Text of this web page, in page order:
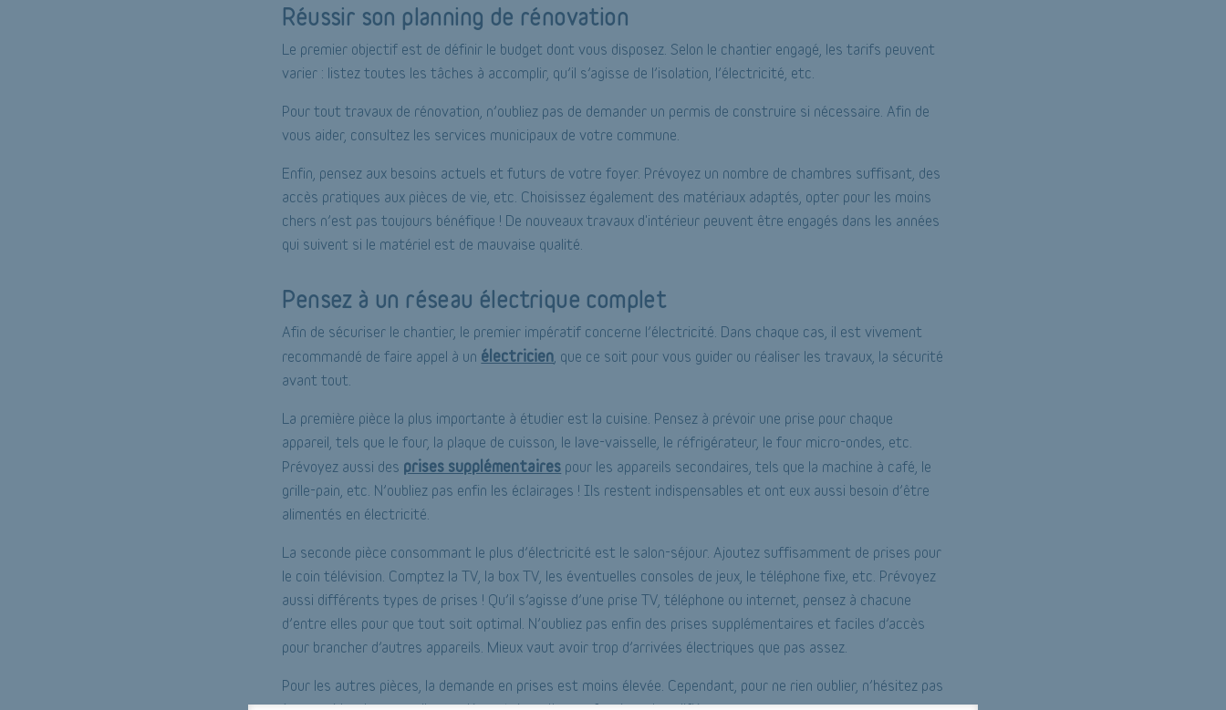
Réussir son planning de rénovation
Le premier objectif est de définir le budget dont vous disposez. Selon le chantier engagé, les tarifs peuvent
varier : listez toutes les tâches à accomplir, qu’il s’agisse de l’isolation, l’électricité, etc.
Pour tout travaux de rénovation, n’oubliez pas de demander un permis de construire si nécessaire. Afin de
vous aider, consultez les services municipaux de votre commune.
Enfin, pensez aux besoins actuels et futurs de votre foyer. Prévoyez un nombre de chambres suffisant, des
accès pratiques aux pièces de vie, etc. Choisissez également des matériaux adaptés, opter pour les moins
chers n’est pas toujours bénéfique ! De nouveaux travaux d'intérieur peuvent être engagés dans les années
qui suivent si le matériel est de mauvaise qualité.
Pensez à un réseau électrique complet
Afin de sécuriser le chantier, le premier impératif concerne l’électricité. Dans chaque cas, il est vivement
recommandé de faire appel à un électricien , que ce soit pour vous guider ou réaliser les travaux, la sécurité
avant tout.
La première pièce la plus importante à étudier est la cuisine. Pensez à prévoir une prise pour chaque
appareil, tels que le four, la plaque de cuisson, le lave-vaisselle, le réfrigérateur, le four micro-ondes, etc.
Prévoyez aussi des prises supplémentaires pour les appareils secondaires, tels que la machine à café, le
grille-pain, etc. N’oubliez pas enfin les éclairages ! Ils restent indispensables et ont eux aussi besoin d’être
alimentés en électricité.
La seconde pièce consommant le plus d’électricité est le salon-séjour. Ajoutez suffisamment de prises pour
le coin télévision. Comptez la TV, la box TV, les éventuelles consoles de jeux, le téléphone fixe, etc. Prévoyez
aussi différents types de prises ! Qu’il s’agisse d’une prise TV, téléphone ou internet, pensez à chacune
d’entre elles pour que tout soit optimal. N’oubliez pas enfin des prises supplémentaires et faciles d’accès
pour brancher d’autres appareils. Mieux vaut avoir trop d’arrivées électriques que pas assez.
Pour les autres pièces, la demande en prises est moins élevée. Cependant, pour ne rien oublier, n’hésitez pas